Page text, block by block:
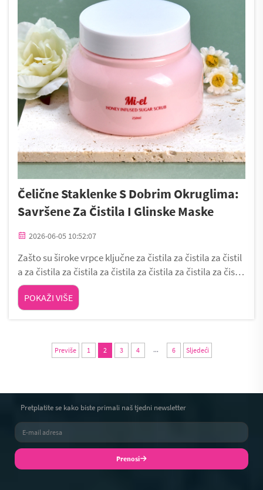
Čelične Staklenke S Dobrim Okruglima:
Savršene Za Čistila I Glinske Maske
2026-06-05 10:52:07
Zašto su široke vrpce ključne za čistila za čistila za čistil
a za čistila za čistila za čistila za čistila za čistila za čistil
a za čistila za čistila za čistila za čistila za čistila za čistil
a za čistila za čistila za Uže usta prisiljavaju korisnike d
a...
POKAŽI VIŠE
Previše 1 2 3 4 ... 6 Sljedeći
Pretplatite se kako biste primali naš tjedni newsletter
Prenosi